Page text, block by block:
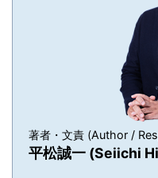
著者・文責 (Author /
平松誠一 (Seiichi